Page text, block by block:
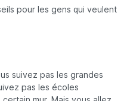
pour les gens qui veulent
suivez pas les grandes
pas les écoles